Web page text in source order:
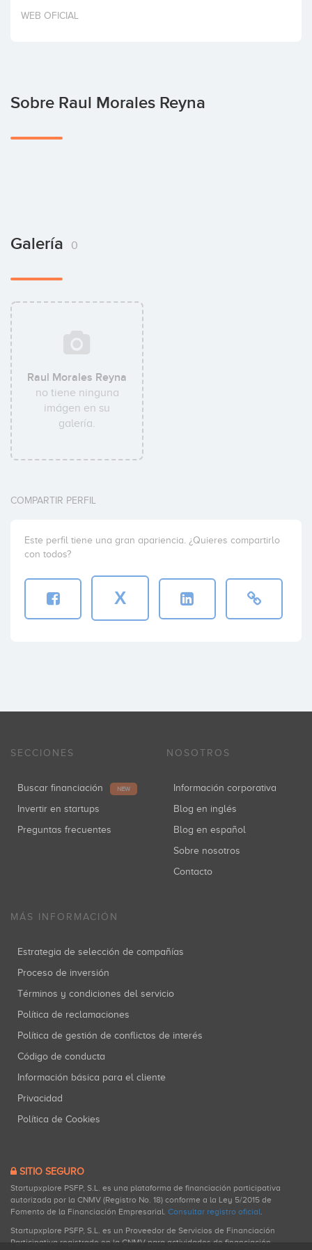
Invertir
WEB OFICIAL
Sobre Raul Morales Reyna
Galería 0
Raul Morales Reyna
no tiene ninguna
imágen en su
galería.
COMPARTIR PERFIL
Este perfil tiene una gran apariencia. ¿Quieres compartirlo
con todos?
X
SECCIONES
Buscar financiación NEW
Invertir en startups
Preguntas frecuentes
NOSOTROS
Información corporativa
Blog en inglés
Blog en español
Sobre nosotros
Contacto
MÁS INFORMACIÓN
Estrategia de selección de compañías
Proceso de inversión
Términos y condiciones del servicio
Política de reclamaciones
Política de gestión de conflictos de interés
Código de conducta
Información básica para el cliente
Privacidad
Política de Cookies
SITIO SEGURO
Startupxplore PSFP, S.L. es una plataforma de financiación participativa
autorizada por la CNMV (Registro No. 18) conforme a la Ley 5/2015 de
Fomento de la Financiación Empresarial. Consultar registro oficial.
Startupxplore PSFP, S.L. es un Proveedor de Servicios de Financiación
Participativa registrado en la CNMV para actividades de financiación